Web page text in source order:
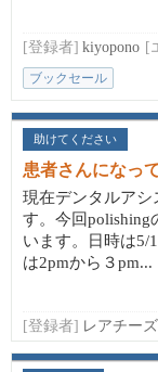
[登録者] kiyopono [
ブックセール
助けてください
患者さんになっ
現在デンタルアシ
す。今回polishing
います。日時は5/
は2pmから３pm...
[登録者] レアチー